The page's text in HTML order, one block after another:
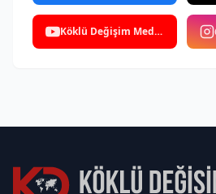
Köklü Değişim Medya